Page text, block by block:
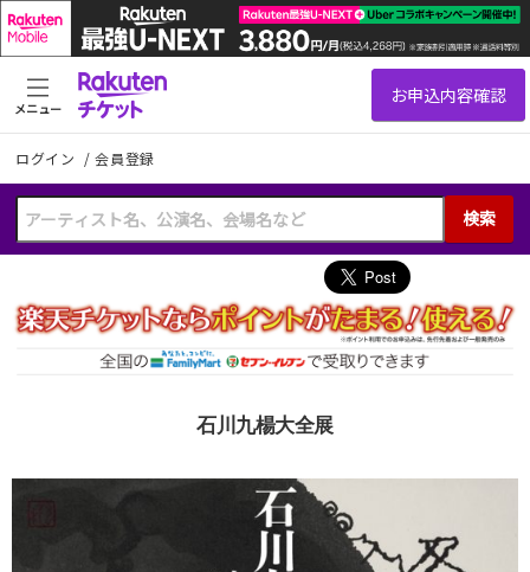
ログイン /会員登録
検索
メニュー
石川九楊大全展